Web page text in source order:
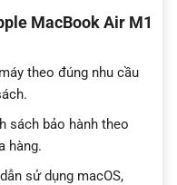
MacBook Air M1
theo đúng nhu cầu
sách bảo hành theo
hàng.
sử dụng macOS,